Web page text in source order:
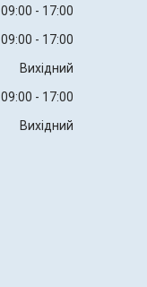
09:00
17:00
09:00
17:00
Вихідний
09:00
17:00
Вихідний